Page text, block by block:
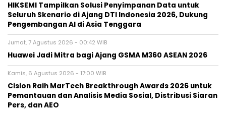
HIKSEMI Tampilkan Solusi Penyimpanan Data untuk
Seluruh Skenario di Ajang DTI Indonesia 2026, Dukung
Pengembangan AI di Asia Tenggara
Jumat, 7 Agustus 2026 - 00:42 WIB
Huawei Jadi Mitra bagi Ajang GSMA M360 ASEAN 2026
Kamis, 6 Agustus 2026 - 17:00 WIB
Cision Raih MarTech Breakthrough Awards 2026 untuk
Pemantauan dan Analisis Media Sosial, Distribusi Siaran
Pers, dan AEO